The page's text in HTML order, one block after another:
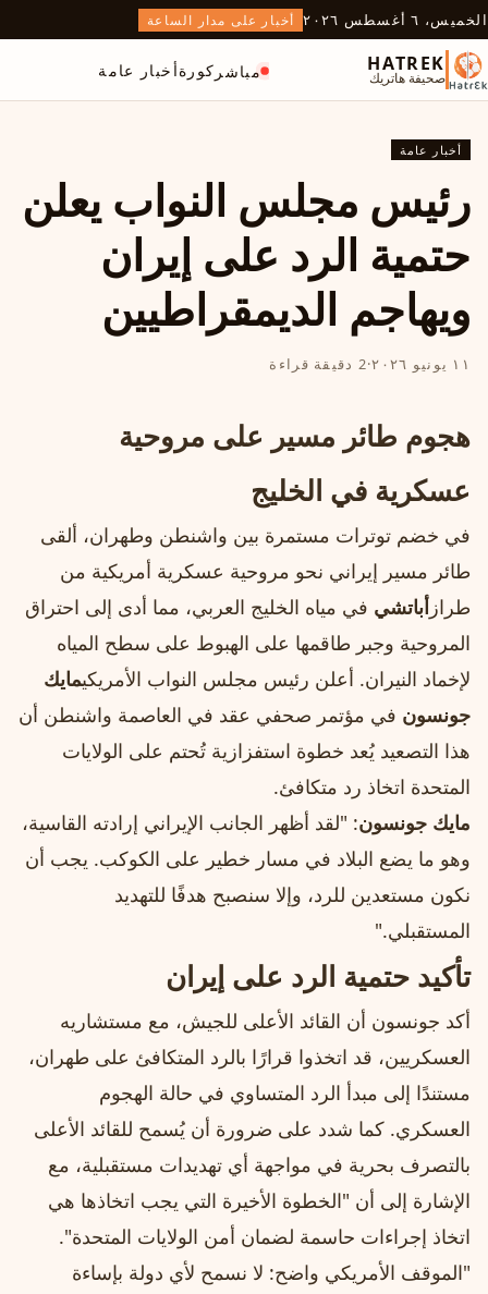
الخميس، ٦ أغسطس ٢٠٢٦ أخبار على مدار الساعة
HATREK
صحيفة هاتريك مباشر كورةأخبار عامة
أخبار عامة
رئيس مجلس النواب يعلن
حتمية الرد على إيران
ويهاجم الديمقراطيين
١١ يونيو ٢٠٢٦ ·2 دقيقة قراءة
هجوم طائر مسير على مروحية
عسكرية في الخليج
في خضم توترات مستمرة بين واشنطن وطهران، ألقى
طائر مسير إيراني نحو مروحية عسكرية أمريكية من
طراز أباتشي في مياه الخليج العربي، مما أدى إلى احتراق
المروحية وجبر طاقمها على الهبوط على سطح المياه
لإخماد النيران. أعلن رئيس مجلس النواب الأمريكيمايك
جونسون في مؤتمر صحفي عقد في العاصمة واشنطن أن
هذا التصعيد يُعد خطوة استفزازية تُحتم على الولايات
المتحدة اتخاذ رد متكافئ.
مايك جونسون: "لقد أظهر الجانب الإيراني إرادته القاسية،
وهو ما يضع البلاد في مسار خطير على الكوكب. يجب أن
نكون مستعدين للرد، وإلا سنصبح هدفًا للتهديد
المستقبلي."
تأكيد حتمية الرد على إيران
أكد جونسون أن القائد الأعلى للجيش، مع مستشاريه
العسكريين، قد اتخذوا قرارًا بالرد المتكافئ على طهران،
مستندًا إلى مبدأ الرد المتساوي في حالة الهجوم
العسكري. كما شدد على ضرورة أن يُسمح للقائد الأعلى
بالتصرف بحرية في مواجهة أي تهديدات مستقبلية، مع
الإشارة إلى أن "الخطوة الأخيرة التي يجب اتخاذها هي
اتخاذ إجراءات حاسمة لضمان أمن الولايات المتحدة".
"الموقف الأمريكي واضح: لا نسمح لأي دولة بإساءة